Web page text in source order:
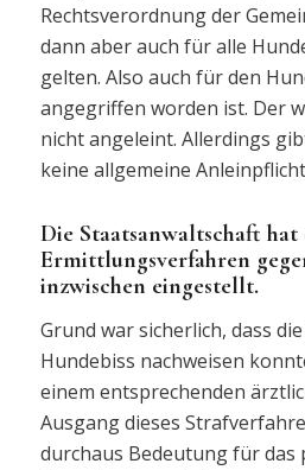
Rechtsverordnung der
dann aber auch für alle
gelten. Also auch für den
angegriffen worden ist. Der
nicht angeleint. Allerdings
keine allgemeine
Die Staatsanwaltschaft hat
Ermittlungsverfahren
inzwischen eingestellt.
Grund war sicherlich, dass
Hundebiss nachweisen
einem entsprechenden
Ausgang dieses
durchaus Bedeutung für das